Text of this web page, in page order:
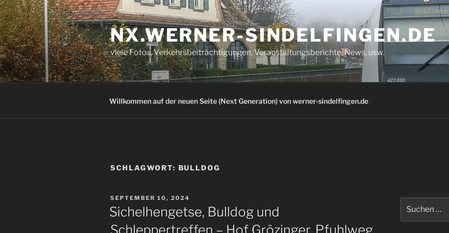
Zum
Inhalt
springen
NX.WERNER-SINDELFINGEN.DE
viele Fotos, Verkehrsbeiträchtigungen, Veranstaltungsberichte, News, usw.
Willkommen auf der neuen Seite (Next Generation) von werner-sindelfingen.de
SCHLAGWORT: BULLDOG
VERÖFFENTLICHT
AM
SEPTEMBER 10, 2024
Sichelhengetse, Bulldog und
Schleppertreffen – Hof Grözinger, Pfuhlweg
nach: